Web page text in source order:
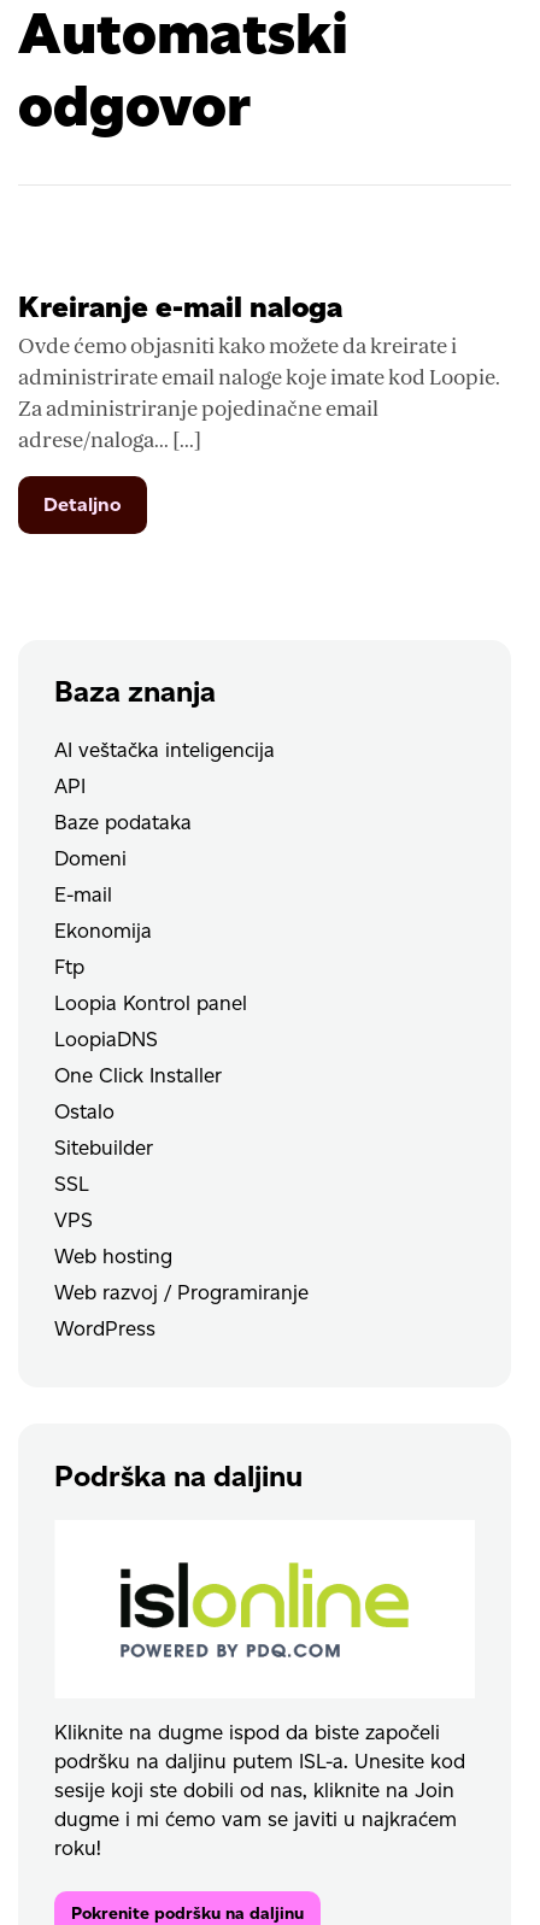
Automatski
odgovor
Kreiranje e-mail naloga
Ovde ćemo objasniti kako možete da kreirate i
administrirate email naloge koje imate kod Loopie.
Za administriranje pojedinačne email
adrese/naloga... [...]
Detaljno
Kreiranje
Baza znanja
AI veštačka inteligencija
API
Baze podataka
Domeni
E-mail
Ekonomija
Ftp
Loopia Kontrol panel
LoopiaDNS
One Click Installer
Ostalo
Sitebuilder
SSL
VPS
Web hosting
Web razvoj / Programiranje
WordPress
Podrška na daljinu
Kliknite na dugme ispod da biste započeli
podršku na daljinu putem ISL-a. Unesite kod
sesije koji ste dobili od nas, kliknite na Join
dugme i mi ćemo vam se javiti u najkraćem
roku!
Pokrenite podršku na daljinu